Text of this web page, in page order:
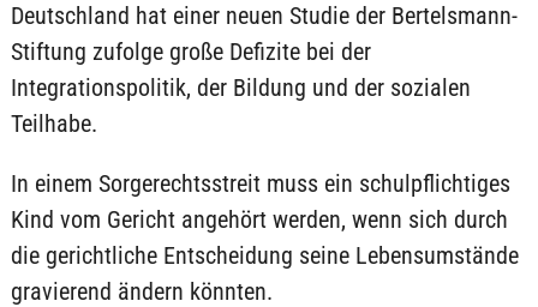
Deutschland hat einer neuen Studie der Bertelsmann-
Stiftung zufolge große Defizite bei der
Integrationspolitik, der Bildung und der sozialen
Teilhabe.
In einem Sorgerechtsstreit muss ein schulpflichtiges
Kind vom Gericht angehört werden, wenn sich durch
die gerichtliche Entscheidung seine Lebensumstände
gravierend ändern könnten.